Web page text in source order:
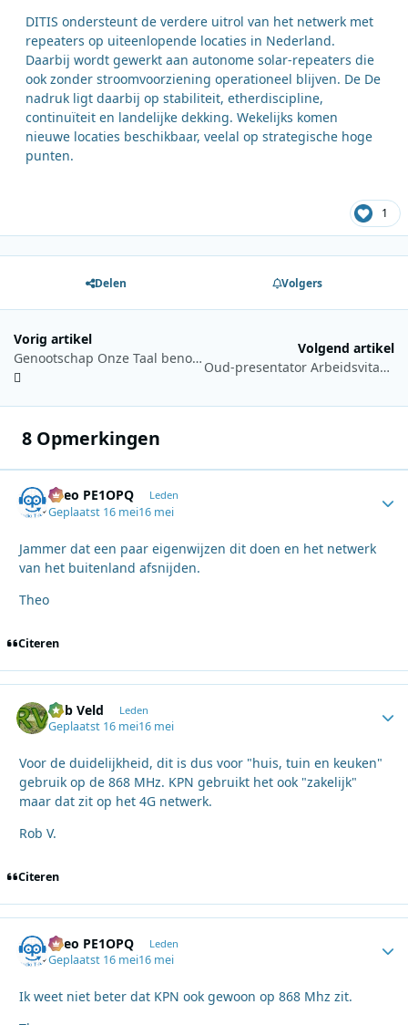
DITIS ondersteunt de verdere uitrol van het netwerk met
repeaters op uiteenlopende locaties in Nederland.
Daarbij wordt gewerkt aan autonome solar-repeaters die
ook zonder stroomvoorziening operationeel blijven. De De
nadruk ligt daarbij op stabiliteit, etherdiscipline,
continuïteit en landelijke dekking. Wekelijks komen
nieuwe locaties beschikbaar, veelal op strategische hoge
punten.
1
Delen Volgers
Vorig artikel
Genootschap Onze Taal benoemt Frits Spits tot erelid
Volgend artikel
Oud-presentator Arbeidsvitaminen en Toppop Bas Westerweel overleden
8 Opmerkingen
Theo PE1OPQ Leden
Geplaatst 16 mei16 mei
Jammer dat een paar eigenwijzen dit doen en het netwerk
van het buitenland afsnijden.
Theo
Citeren
Rob Veld Leden
Geplaatst 16 mei16 mei
Voor de duidelijkheid, dit is dus voor "huis, tuin en keuken"
gebruik op de 868 MHz. KPN gebruikt het ook "zakelijk"
maar dat zit op het 4G netwerk.
Rob V.
Citeren
Theo PE1OPQ Leden
Geplaatst 16 mei16 mei
Ik weet niet beter dat KPN ook gewoon op 868 Mhz zit.